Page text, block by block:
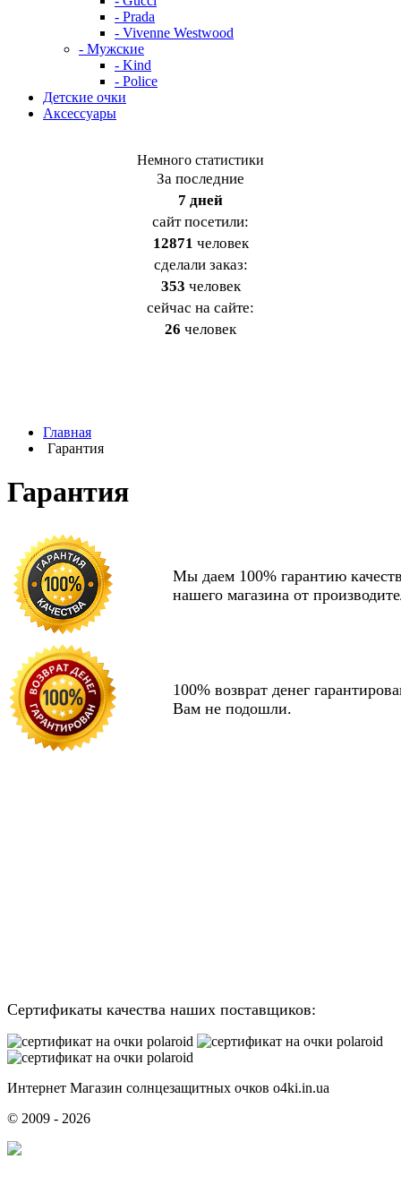
- Prada
- Vivenne Westwood
- Мужские
- Kind
- Police
Детские очки
Аксессуары
Немного статистики
За последние
7 дней
cайт посетили:
12871 человек
сделали заказ:
353 человек
сейчас на сайте:
26 человек
Главная
Гарантия
Гарантия
Мы даем 100% гарантию
нашего магазина от
100% возврат денег
Вам не подошли.
Сертификаты качества наших поставщиков:
Интернет Магазин солнцезащитных очков o4ki.in.ua
© 2009 - 2026